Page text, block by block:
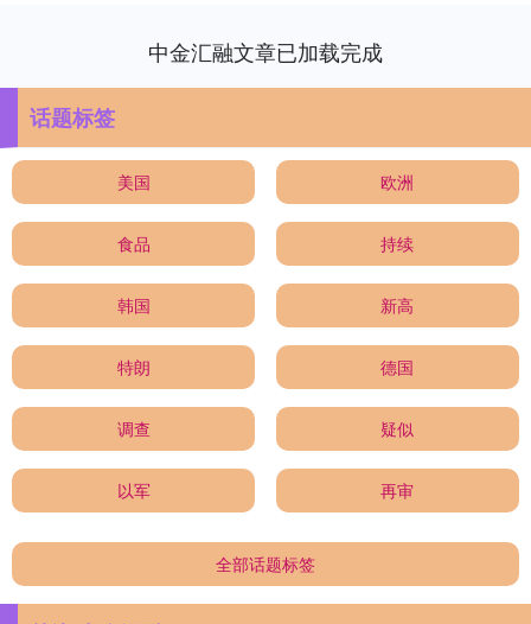
中金汇融文章已加载完成
话题标签
美国 欧洲
食品 持续
韩国 新高
特朗 德国
调查 疑似
以军 再审
全部话题标签